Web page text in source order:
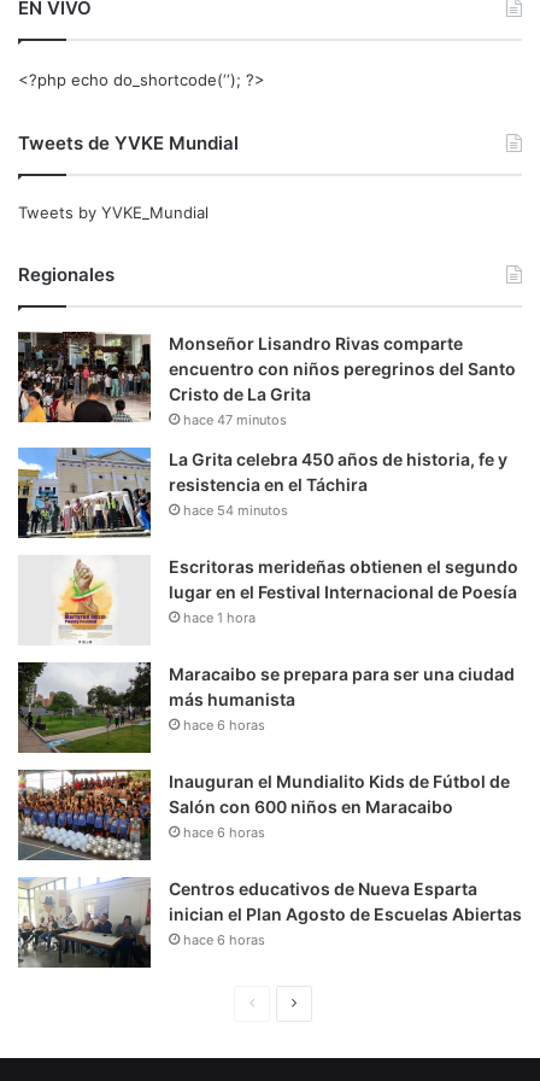
EN VIVO
<?php echo do_shortcode(‘‘); ?>
Tweets de YVKE Mundial
Tweets by YVKE_Mundial
Regionales
Monseñor Lisandro Rivas comparte
encuentro con niños peregrinos del Santo
Cristo de La Grita
hace 47 minutos
La Grita celebra 450 años de historia, fe y
resistencia en el Táchira
hace 54 minutos
Escritoras merideñas obtienen el segundo
lugar en el Festival Internacional de Poesía
hace 1 hora
Maracaibo se prepara para ser una ciudad
más humanista
hace 6 horas
Inauguran el Mundialito Kids de Fútbol de
Salón con 600 niños en Maracaibo
hace 6 horas
Centros educativos de Nueva Esparta
inician el Plan Agosto de Escuelas Abiertas
hace 6 horas